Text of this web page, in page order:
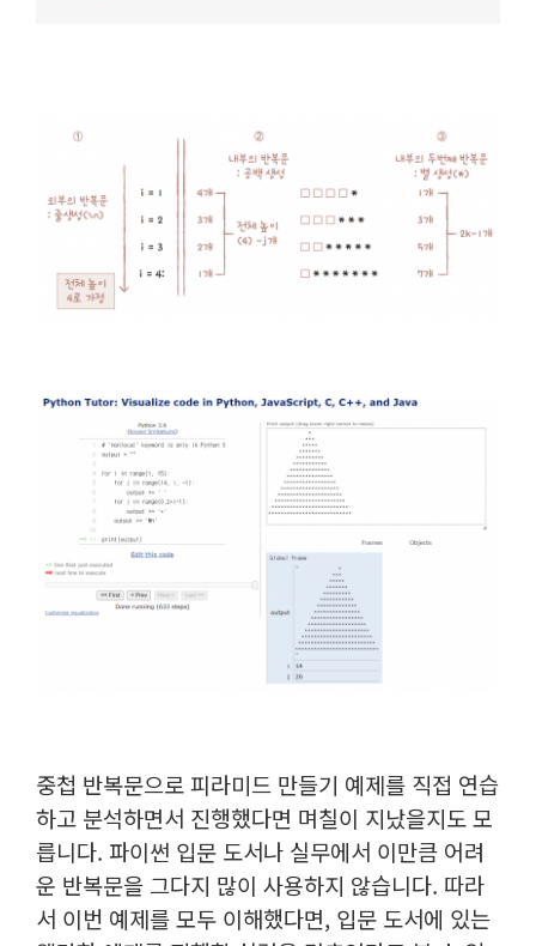
중첩 반복문으로 피라미드 만들기 예제를 직접 연습
하고 분석하면서 진행했다면 며칠이 지났을지도 모
릅니다. 파이썬 입문 도서나 실무에서 이만큼 어려
운 반복문을 그다지 많이 사용하지 않습니다. 따라
서 이번 예제를 모두 이해했다면, 입문 도서에 있는